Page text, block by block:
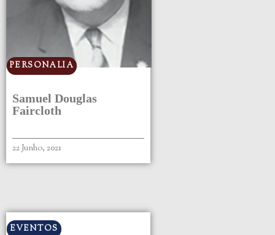
PERSONALIA
Samuel Douglas
Faircloth
22 Junho, 2021
EVENTOS